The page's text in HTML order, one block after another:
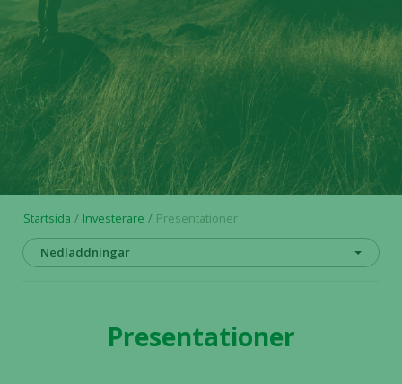
Startsida Investerare Presentationer
Nedladdningar
Presentationer